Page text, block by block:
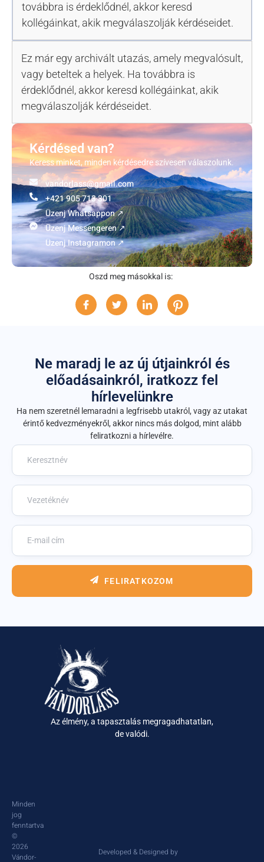
továbbra is érdeklődnél, akkor keresd
kollégáinkat, akik megválaszolják kérdéseidet.
Ez már egy archivált utazás, amely megvalósult,
vagy beteltek a helyek. Ha továbbra is
érdeklődnél, akkor keresd kollégáinkat, akik
megválaszolják kérdéseidet.
Kérdésed van?
Keress minket, minden kérdésedre szívesen válaszolunk.
vandorlass@gmail.com
+421 905 713 301
Üzenj Whatsappon ↗
Üzenj Messengeren ↗
Üzenj Instagramon ↗
Oszd meg másokkal is:
Ne maradj le az új útjainkról és
előadásainkról, iratkozz fel
hírlevelünkre
Ha nem szeretnél lemaradni a legfrisebb utakról, vagy az utakat
érintő kedvezményekről, akkor nincs más dolgod, mint alább
feliratkozni a hírlevélre.
FELIRATKOZOM
Az élmény, a tapasztalás megragadhatatlan,
de valódi.
Minden
jog
fenntartva
©
2026
Vándor-
Developed & Designed by